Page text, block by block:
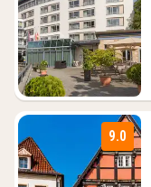
9.0